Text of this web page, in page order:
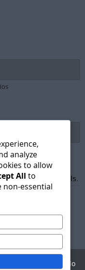
promotional emails.
Digital - Desarrollo
analyze
to allow
All to
non-essential